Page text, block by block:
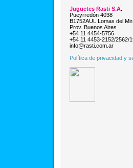
Juguetes Rasti S.A
Pueyrredón 4038
B1752AUL Lomas del
Prov. Buenos Aires
+54 11 4454-5756
+54 11 4453-2152/2562/
info@rasti.com.ar
Política de privacidad y